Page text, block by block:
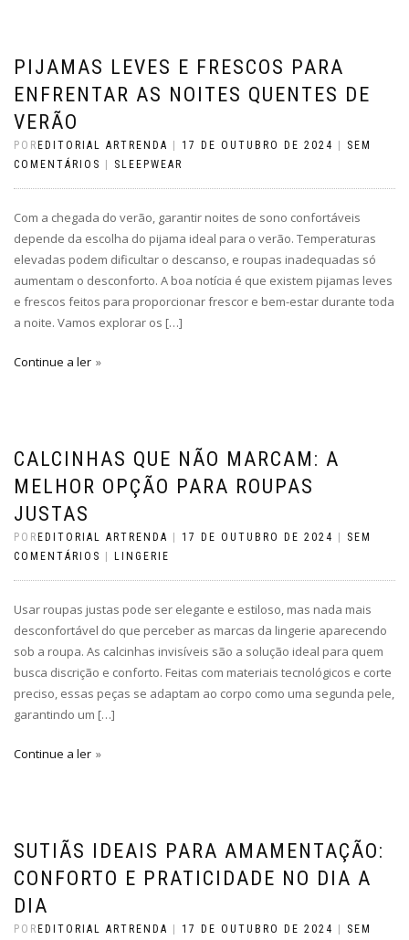
PIJAMAS LEVES E FRESCOS PARA
ENFRENTAR AS NOITES QUENTES DE
VERÃO
POR EDITORIAL ARTRENDA 17 DE OUTUBRO DE 2024
SEM
COMENTÁRIOS
SLEEPWEAR
Com a chegada do verão, garantir noites de sono confortáveis
depende da escolha do pijama ideal para o verão. Temperaturas
elevadas podem dificultar o descanso, e roupas inadequadas só
aumentam o desconforto. A boa notícia é que existem pijamas leves
e frescos feitos para proporcionar frescor e bem-estar durante toda
a noite. Vamos explorar os […]
Continue a ler
CALCINHAS QUE NÃO MARCAM: A
MELHOR OPÇÃO PARA ROUPAS
JUSTAS
POR EDITORIAL ARTRENDA 17 DE OUTUBRO DE 2024
SEM
COMENTÁRIOS
LINGERIE
Usar roupas justas pode ser elegante e estiloso, mas nada mais
desconfortável do que perceber as marcas da lingerie aparecendo
sob a roupa. As calcinhas invisíveis são a solução ideal para quem
busca discrição e conforto. Feitas com materiais tecnológicos e corte
preciso, essas peças se adaptam ao corpo como uma segunda pele,
garantindo um […]
Continue a ler
SUTIÃS IDEAIS PARA AMAMENTAÇÃO:
CONFORTO E PRATICIDADE NO DIA A
DIA
POR EDITORIAL ARTRENDA 17 DE OUTUBRO DE 2024
SEM